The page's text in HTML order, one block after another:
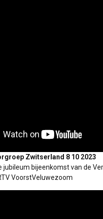
Zwitserland 8 10 2023
jubileum bijeenkomst van de
VoorstVeluwezoom